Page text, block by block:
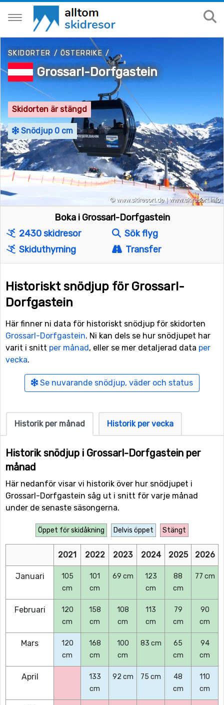
SKIDORTER / ÖSTERRIKE/
Grossarl-Dorfgastein
Skidorten är stängd
Snödjup 0 cm
Boka i Grossarl-Dorfgastein
2430 skidresor
Sök flyg
Skiduthyrning
Transfer
Historiskt snödjup för Grossarl-
Dorfgastein
Här finner ni data för historiskt snödjup för skidorten
Grossarl-Dorfgastein. Ni kan dels se hur snödjupet har
varit i snitt per månad, eller se mer detaljerad data per
vecka.
Se nuvarande snödjup, väder och status
Historik per månad Historik per vecka
Historik snödjup i Grossarl-Dorfgastein per
månad
Här nedanför visar vi historik över hur snödjupet i
Grossarl-Dorfgastein såg ut i snitt för varje månad
under de senaste säsongerna.
Öppet för skidåkning Delvis öppet Stängt
2021 2022 2023 2024 2025 2026
Januari
105
cm
101
cm
69 cm
123
cm
88
cm
77 cm
Februari
120
cm
158
cm
108
cm
113
cm
79
cm
90
cm
Mars
120
cm
168
cm
100
cm
83 cm
65
cm
94
cm
April
133
cm
92 cm 75 cm
48
cm
110
cm